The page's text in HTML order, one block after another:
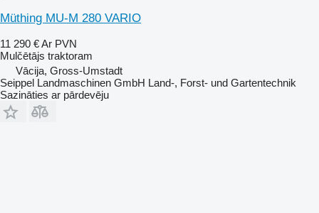
Müthing MU-M 280 VARIO
11 290 €Ar PVN
Mulčētājs traktoram
Vācija, Gross-Umstadt
Seippel Landmaschinen GmbH Land-, Forst- und Gartentechnik
Sazināties ar pārdevēju